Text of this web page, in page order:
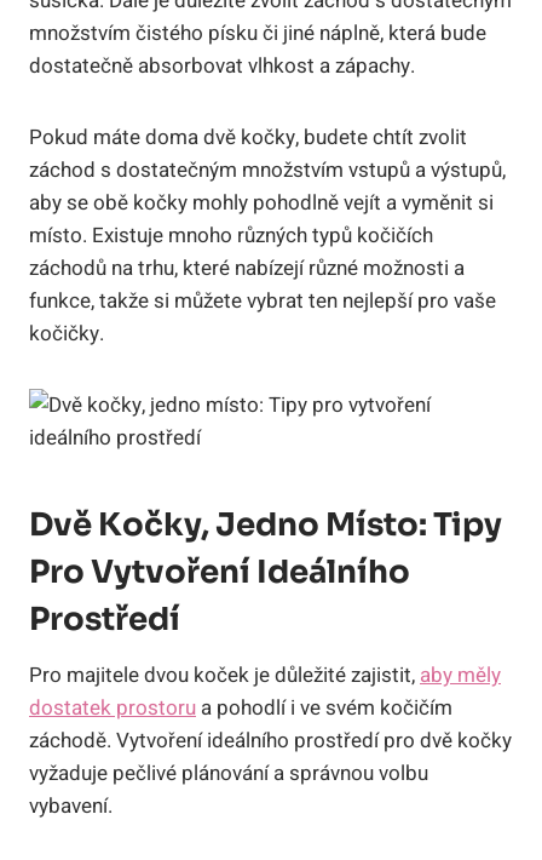
množstvím čistého písku či jiné náplně, která bude
dostatečně absorbovat vlhkost a zápachy.
Pokud máte doma dvě kočky, budete chtít zvolit
záchod s dostatečným množstvím vstupů a výstupů,
aby se obě kočky mohly pohodlně vejít a vyměnit si
místo. Existuje mnoho různých typů kočičích
záchodů na trhu, které nabízejí různé možnosti a
funkce, takže si můžete vybrat ten nejlepší pro vaše
kočičky.
Dvě Kočky, Jedno Místo: Tipy
Pro Vytvoření Ideálního
Prostředí
Pro majitele dvou koček je důležité zajistit, aby měly
dostatek prostoru a pohodlí i ve svém kočičím
záchodě. Vytvoření ideálního prostředí pro dvě kočky
vyžaduje pečlivé plánování a správnou volbu
vybavení.